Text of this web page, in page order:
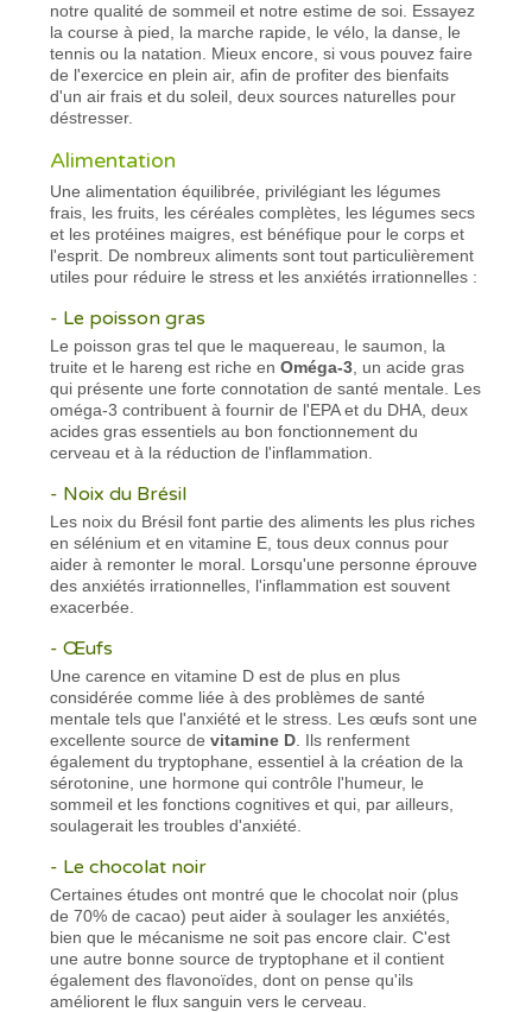
notre qualité de sommeil et notre estime de soi. Essayez
la course à pied, la marche rapide, le vélo, la danse, le
tennis ou la natation. Mieux encore, si vous pouvez faire
de l'exercice en plein air, afin de profiter des bienfaits
d'un air frais et du soleil, deux sources naturelles pour
déstresser.
Alimentation
Une alimentation équilibrée, privilégiant les légumes
frais, les fruits, les céréales complètes, les légumes secs
et les protéines maigres, est bénéfique pour le corps et
l'esprit. De nombreux aliments sont tout particulièrement
utiles pour réduire le stress et les anxiétés irrationnelles :
- Le poisson gras
Le poisson gras tel que le maquereau, le saumon, la
truite et le hareng est riche enOméga-3 , un acide gras
qui présente une forte connotation de santé mentale. Les
oméga-3 contribuent à fournir de l'EPA et du DHA, deux
acides gras essentiels au bon fonctionnement du
cerveau et à la réduction de l'inflammation.
- Noix du Brésil
Les noix du Brésil font partie des aliments les plus riches
en sélénium et en vitamine E, tous deux connus pour
aider à remonter le moral. Lorsqu'une personne éprouve
des anxiétés irrationnelles, l'inflammation est souvent
exacerbée.
- Œufs
Une carence en vitamine D est de plus en plus
considérée comme liée à des problèmes de santé
mentale tels que l'anxiété et le stress. Les œufs sont une
excellente source devitamine D . Ils renferment
également du tryptophane, essentiel à la création de la
sérotonine, une hormone qui contrôle l'humeur, le
sommeil et les fonctions cognitives et qui, par ailleurs,
soulagerait les troubles d'anxiété.
- Le chocolat noir
Certaines études ont montré que le chocolat noir (plus
de 70% de cacao) peut aider à soulager les anxiétés,
bien que le mécanisme ne soit pas encore clair. C'est
une autre bonne source de tryptophane et il contient
également des flavonoïdes, dont on pense qu'ils
améliorent le flux sanguin vers le cerveau.